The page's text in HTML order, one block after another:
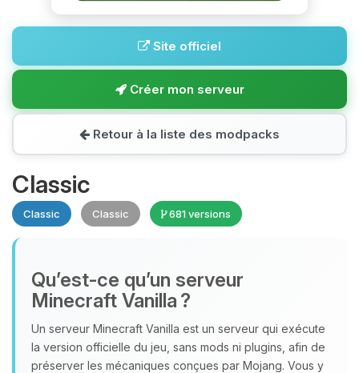
Site officiel
Créer mon serveur
Retour à la liste des modpacks
Classic
Classic Classic 681 versions
Qu’est‑ce qu’un serveur
Minecraft Vanilla ?
Un serveur Minecraft Vanilla est un serveur qui exécute
la version officielle du jeu, sans mods ni plugins, afin de
préserver les mécaniques conçues par Mojang. Vous y
Youpi, enfin quelqu’un pour me
parler ! Moi c’est Choupy, ton petit